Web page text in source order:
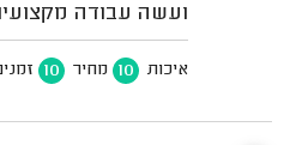
ועשה עבודה
איכות 10 מחיר 10